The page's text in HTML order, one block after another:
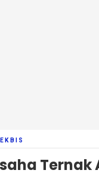
EKBIS
Ternak